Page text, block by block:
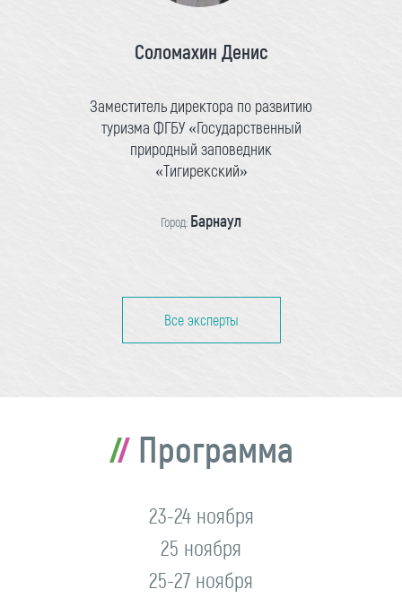
Соломахин Денис
Заместитель директора по развитию
туризма ФГБУ «Государственный
природный заповедник
«Тигирекский»
Город: Барнаул
Все эксперты
Программа
23-24 ноября
25 ноября
25-27 ноября